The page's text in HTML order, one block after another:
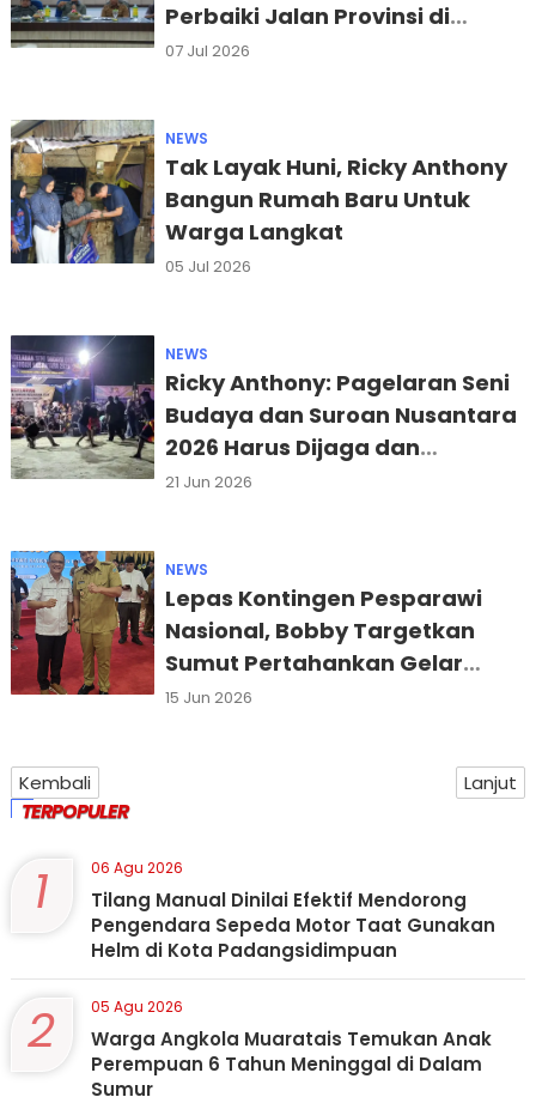
Perbaiki Jalan Provinsi di
Langkat
07 Jul 2026
NEWS
Tak Layak Huni, Ricky Anthony
Bangun Rumah Baru Untuk
Warga Langkat
05 Jul 2026
NEWS
Ricky Anthony: Pagelaran Seni
Budaya dan Suroan Nusantara
2026 Harus Dijaga dan
Dilestarikan
21 Jun 2026
NEWS
Lepas Kontingen Pesparawi
Nasional, Bobby Targetkan
Sumut Pertahankan Gelar
Juara Umum
15 Jun 2026
Kembali Lanjut
TERPOPULER
1 06 Agu 2026
Tilang Manual Dinilai Efektif Mendorong
Pengendara Sepeda Motor Taat Gunakan
Helm di Kota Padangsidimpuan
2 05 Agu 2026
Warga Angkola Muaratais Temukan Anak
Perempuan 6 Tahun Meninggal di Dalam
Sumur